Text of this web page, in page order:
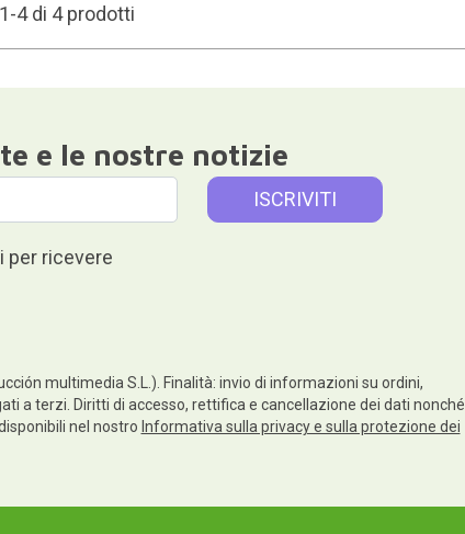
4 di 4 prodotti
e le nostre notizie
per ricevere
multimedia S.L.). Finalità: invio di informazioni su ordini,
a terzi. Diritti di accesso, rettifica e cancellazione dei dati nonché
nel nostro Informativa sulla privacy e sulla protezione dei